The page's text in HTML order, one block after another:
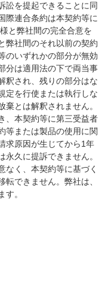
訟を提起できることに同
際連合条約は本契約等に
と弊社間の完全合意を
弊社間のそれ以前の契約
のいずれかの部分が無効
分は適用法の下で両当事
釈され、残りの部分はな
定を行使または執行しな
とは解釈されません。
、本契約等に第三受益者
等または製品の使用に関
求原因が生じてから1年
久に提訴できません。
なく、本契約等に基づく
できません。弊社は、
。